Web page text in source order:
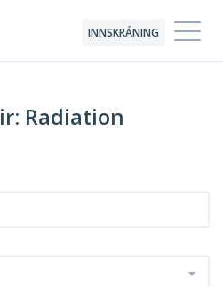
INNSKRÁNING
Radiation